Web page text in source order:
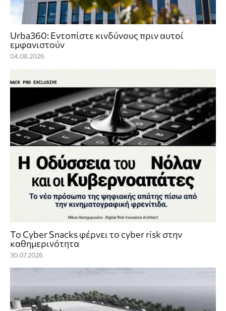
Urba360: Εντοπίστε κινδύνους πριν αυτοί
εμφανιστούν
04.08.2026
Το Cyber Snacks φέρνει το cyber risk στην
καθημερινότητα
30.07.2026